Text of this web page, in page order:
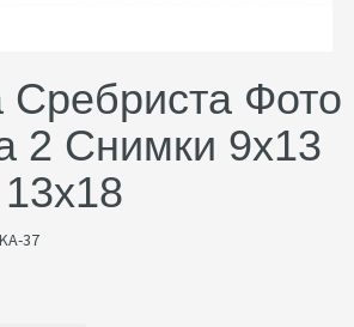
Сребриста Фото
2 Снимки 9x13
37